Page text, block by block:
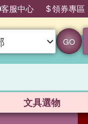
客服中心 領券專區
GO
文具選物